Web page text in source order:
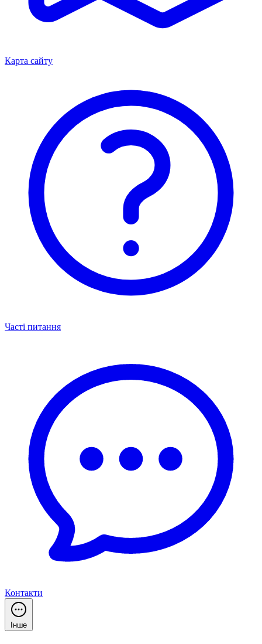
Карта сайту
Часті питання
Контакти
Інше